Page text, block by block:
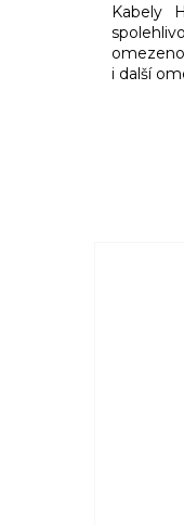
Kabely
i další